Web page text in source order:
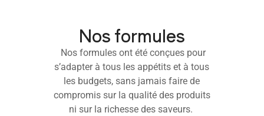
Nos formules
Nos formules ont été conçues pour
s’adapter à tous les appétits et à tous
les budgets, sans jamais faire de
compromis sur la qualité des produits
ni sur la richesse des saveurs.